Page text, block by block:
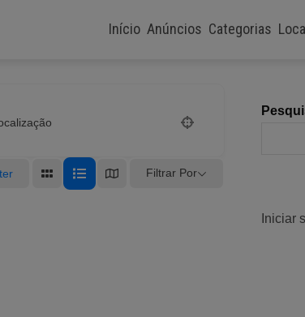
Início Anúncios Categorias
Filtrar Por
Iniciar